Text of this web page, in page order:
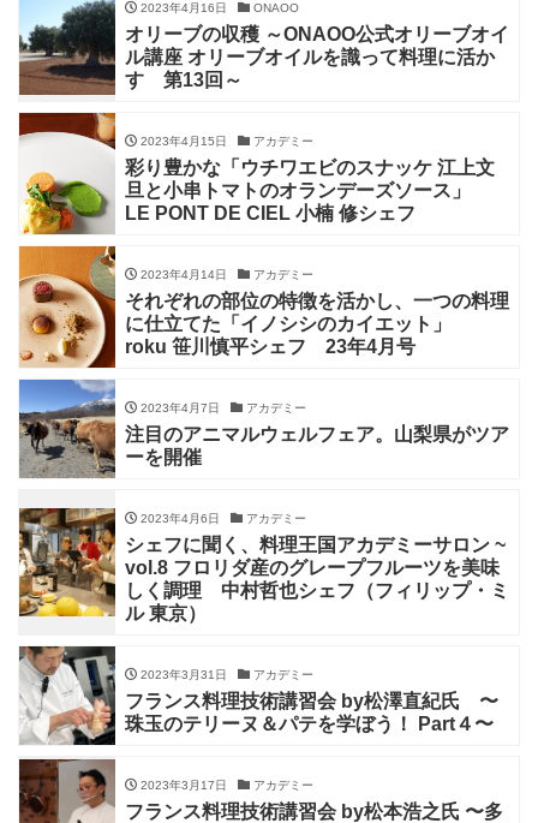
2023年4月16日 ONAOO
オリーブの収穫 ～ONAOO公式オリーブオイ
ル講座 オリーブオイルを識って料理に活か
す 第13回～
2023年4月15日 アカデミー
彩り豊かな「ウチワエビのスナッケ 江上文
旦と小串トマトのオランデーズソース」
LE PONT DE CIEL 小楠 修シェフ
2023年4月14日 アカデミー
それぞれの部位の特徴を活かし、一つの料理
に仕立てた「イノシシのカイエット」
roku 笹川慎平シェフ 23年4月号
2023年4月7日 アカデミー
注目のアニマルウェルフェア。山梨県がツア
ーを開催
2023年4月6日 アカデミー
シェフに聞く、料理王国アカデミーサロン ~
vol.8 フロリダ産のグレープフルーツを美味
しく調理 中村哲也シェフ（フィリップ・ミ
ル 東京）
2023年3月31日 アカデミー
フランス料理技術講習会 by松澤直紀氏 〜
珠玉のテリーヌ＆パテを学ぼう！ Part４〜
2023年3月17日 アカデミー
フランス料理技術講習会 by松本浩之氏 〜多